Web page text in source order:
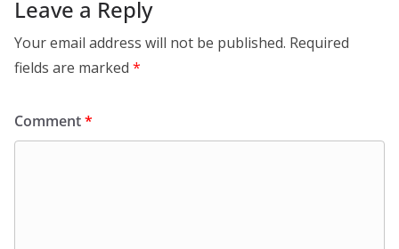
Leave a Reply
Your email address will not be published. Required
fields are marked *
Comment*